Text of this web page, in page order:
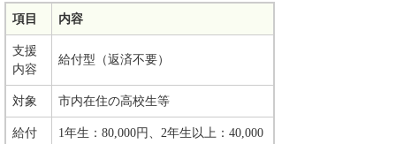
項目
内容
支援
内容
給付型（返済不要）
対象 市内在住の高校生等
給付
1年生：80,000円、2年生以上：40,000